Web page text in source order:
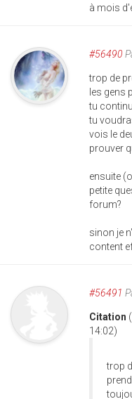
à mois
#56490
trop de
les gens
tu
tu
vois le
prouver
ensuite
petite
forum?
sinon je
content
#56491
Citation
14:02)
trop